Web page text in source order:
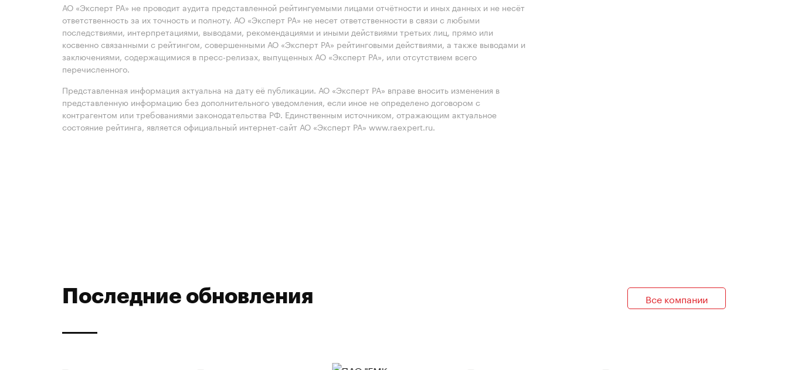
АО «Эксперт РА» не проводит аудита представленной рейтингуемыми лицами отчётности и иных данных и не несёт
ответственность за их точность и полноту. АО «Эксперт РА» не несет ответственности в связи с любыми
последствиями, интерпретациями, выводами, рекомендациями и иными действиями третьих лиц, прямо или
косвенно связанными с рейтингом, совершенными АО «Эксперт РА» рейтинговыми действиями, а также выводами и
заключениями, содержащимися в пресс-релизах, выпущенных АО «Эксперт РА», или отсутствием всего
перечисленного.
Представленная информация актуальна на дату её публикации. АО «Эксперт РА» вправе вносить изменения в
представленную информацию без дополнительного уведомления, если иное не определено договором с
контрагентом или требованиями законодательства РФ. Единственным источником, отражающим актуальное
состояние рейтинга, является официальный интернет-сайт АО «Эксперт РА» www.raexpert.ru.
Последние обновления Все компании